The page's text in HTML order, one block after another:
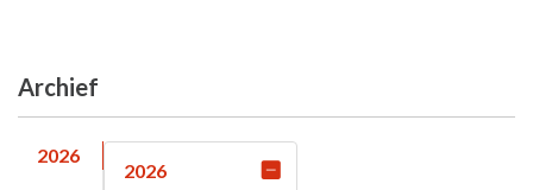
Archief
2026
2026